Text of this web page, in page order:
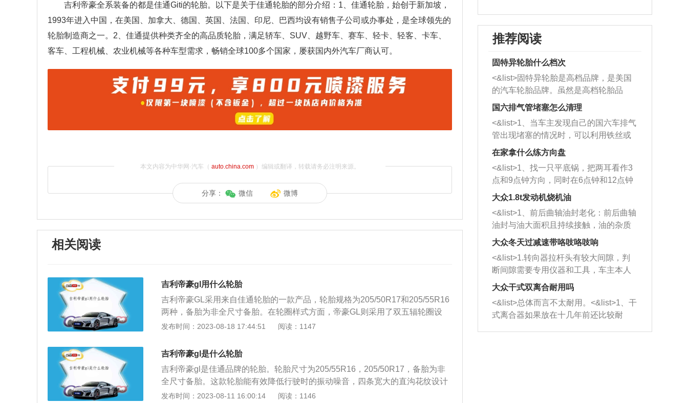
吉利帝豪全系装备的都是佳通Giti的轮胎。以下是关于佳通轮胎的部分介绍：1、佳通轮胎，始创于新加坡，
1993年进入中国，在美国、加拿大、德国、英国、法国、印尼、巴西均设有销售子公司或办事处，是全球领先的
轮胎制造商之一。2、佳通提供种类齐全的高品质轮胎，满足轿车、SUV、越野车、赛车、轻卡、轻客、卡车、
客车、工程机械、农业机械等各种车型需求，畅销全球100多个国家，屡获国内外汽车厂商认可。
本文内容为中华网·汽车（ auto.china.com）编辑或翻译，转载请务必注明来源。
分享： 微信 微博
相关阅读
吉利帝豪gl用什么轮胎
吉利帝豪GL采用来自佳通轮胎的一款产品，轮胎规格为205/50R17和205/55R16
两种，备胎为非全尺寸备胎。在轮圈样式方面，帝豪GL则采用了双五辐轮圈设
计。例如帝豪GL2021款UP1.4TCVT领尊型，车身尺寸为4725*1802*1478毫
1马力涡轮增压发动机（数据来源于有驾官网）。例如帝豪GL2021款UP1.4T手
动领尚型，车身尺寸为4725*1802*1478毫米，轮胎型号为205/55R16，最大功率
104千瓦，最大扭矩235牛米，搭载1.4T141马力涡轮增压发动机（数据来源于有
驾官网）。佳通，国际轮胎制造企业，总部位于上海，在中国五个战略性城市拥
有七家工厂。佳通轮胎采用多品牌策略，以完整、优质的产品系列满足市场需
发布时间：2023-08-18 17:44:51 阅读：1147
吉利帝豪gl是什么轮胎
吉利帝豪gl是佳通品牌的轮胎。轮胎尺寸为205/55R16，205/50R17，备胎为非
全尺寸备胎。这款轮胎能有效降低行驶时的振动噪音，四条宽大的直沟花纹设计
也可以迅速排水，确保轮胎在湿地的抓地力更强。（数据来源于有驾官网）以帝
发布时间：2023-08-11 16:00:14 阅读：1146
推荐阅读
固特异轮胎什么档次
<&list>固特异轮胎是高档品牌，是美国
的汽车轮胎品牌。虽然是高档轮胎品
牌，但是中高低端的轮胎都有生产，这
也是为了更好的开拓市场。
国六排气管堵塞怎么清理
<&list>1、当车主发现自己的国六车排气
管出现堵塞的情况时，可以利用铁丝或
者是细棍，直接将杂物给取出来，如果
堵塞情况比较严重，也可以采取应急措
施。 <&list>2、直接利用木棍将所有的
杂物推到排气管里面的位置处，然后将
三元催化器拆解开，就可以将堵塞的东
西取出来。但如果是因为积碳过多引起
的堵塞，就需要将三元催化器泡在草酸
洗剂对堵塞的情况得到解决，将清洗剂
放在燃油箱中，与燃油混合后，车辆启
动时，就可以和汽油一起进入到燃烧
室，最后形成废气排出，就可以让三元
催化器得到清洗，排气管堵塞的情况就
能够得到解决。
在家拿什么练方向盘
<&list>1、找一只平底锅，把两耳看作3
点和9点钟方向，同时在6点钟和12点钟
方向做一个标记。 <&list>2、双手握住
一圈半的练习，往右同样也要打相同的
圈数。 <&list>3、最后强调要反复练
习，这样就可以形成肌肉记忆，在真实
驾驶车辆时，不需要记忆也能打好方
向。
大众1.8t发动机烧机油
<&list>1、前后曲轴油封老化：前后曲轴
油封与油大面积且持续接触，油的杂质
和发动机内持续温度变化使其密封效果
逐渐减弱，导致渗油或漏油。<&list>2、
活塞间隙过大：积碳会使活塞环与缸体
的间隙扩大，导致机油流入燃烧室中，
造成烧机油。<&list>3、机油粘度。使用
机油粘度过小的话，同样会有烧机油现
象，机油粘度过小具有很好的流动性，
大众冬天过减速带咯吱咯吱响
<&list>1.转向器拉杆头有较大间隙，判
断间隙需要专用仪器和工具，车主本人
无法制作，需要将车辆送到修理厂或4s
店；<&list>2.车辆半轴套管防尘罩破
裂，破裂后会出现漏油现象，使半轴磨
损严重，磨损的半轴容易损坏，产生异
响；<&list>3.稳定器的转向胶套和球头
大众干式双离合耐用吗
<&list>总体而言不太耐用。<&list>1、干
式离合器如果放在十几年前还比较耐